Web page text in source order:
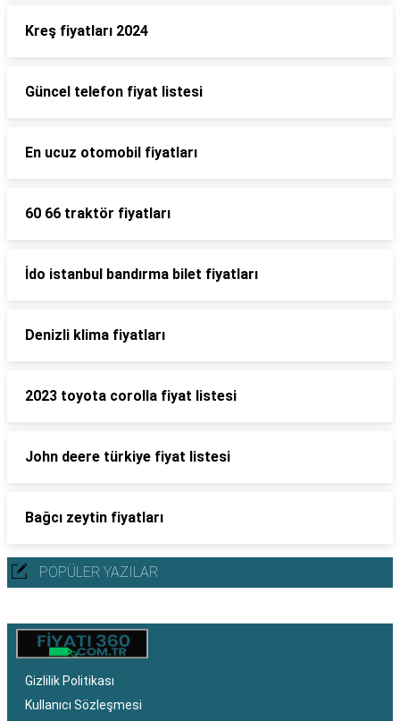
Kreş fiyatları 2024
Güncel telefon fiyat listesi
En ucuz otomobil fiyatları
60 66 traktör fiyatları
İdo istanbul bandırma bilet fiyatları
Denizli klima fiyatları
2023 toyota corolla fiyat listesi
John deere türkiye fiyat listesi
Bağcı zeytin fiyatları
POPÜLER YAZILAR
Gizlilik Politikası
Kullanıcı Sözleşmesi